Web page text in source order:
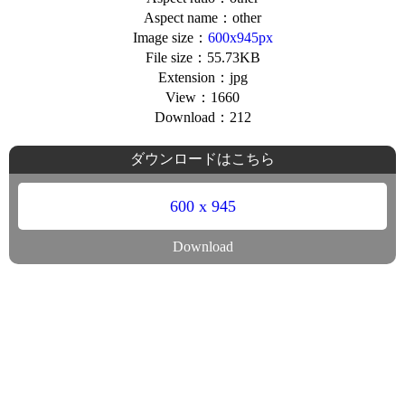
Aspect name：other
Image size： 600x945px
File size：55.73KB
Extension：jpg
View：1660
Download：212
ダウンロードはこちら
600 x 945
Download